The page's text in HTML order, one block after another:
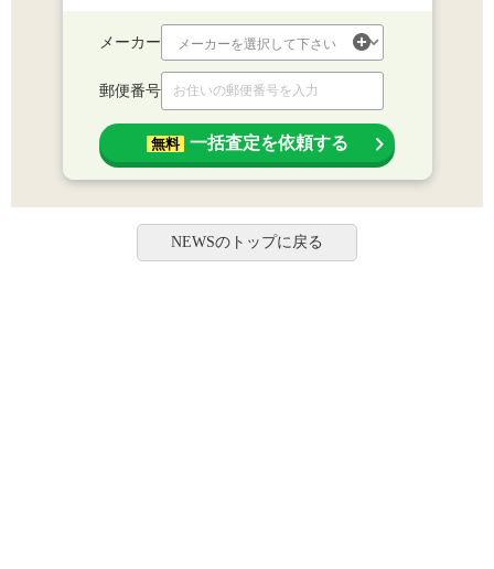
メーカー
郵便番号
無料 一括査定を依頼する
NEWSのトップに戻る